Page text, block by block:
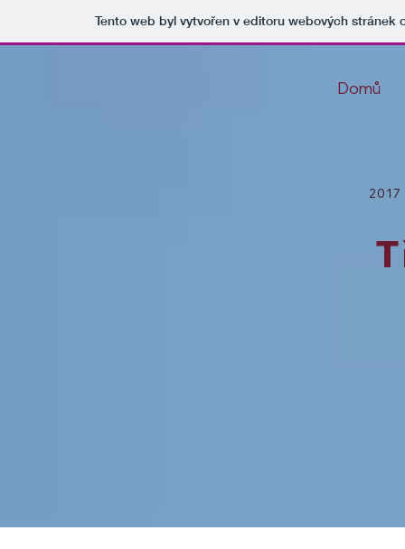
Tento web byl vytvořen v editoru webových stránek
Domů